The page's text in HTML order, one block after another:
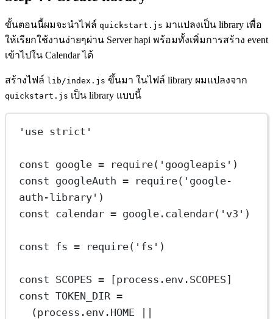
ขั้นตอนนี้ผมจะนำไฟล์ quickstart.js มาแปลงเป็น library เพื่อ
ให้เรียกใช้งานง่ายๆผ่าน Server hapi พร้อมทั้งเพิ่มการสร้าง event
เข้าไปใน Calendar ได้
สร้างไฟล์ lib/index.js ขึ้นมา ในไฟล์ library ผมแปลงจาก
quickstart.js เป็น library แบบนี้
'use strict'
const google = require( 'googleapis' )
const googleAuth = require( 'google-
auth-library' )
const calendar = google. calendar( 'v3' )
const fs = require( 'fs' )
const SCOPES = [process.env. SCOPES]
const TOKEN_DIR =
(process.env. HOME
||